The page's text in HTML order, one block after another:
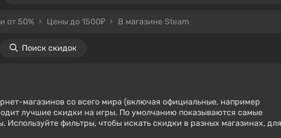
от 50% Цены до 1500₽ В магазине Steam
Поиск скидок
магазинов со всего мира (включая официальные, например
лучшие скидки на игры. По умолчанию показываются самые
Используйте фильтры, чтобы искать скидки в разных магазинах, для